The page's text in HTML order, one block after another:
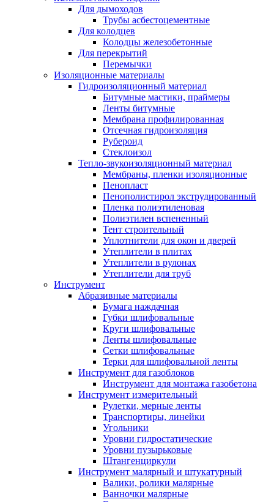
Для дымоходов
Трубы асбестоцементные
Для колодцев
Колодцы железобетонные
Для перекрытий
Перемычки
Изоляционные материалы
Гидроизоляционный материал
Битумные мастики, праймеры
Ленты битумные
Мембрана профилированная
Отсечная гидроизоляция
Рубероид
Стеклоизол
Тепло-звукоизоляционный материал
Мембраны, пленки изоляционные
Пенопласт
Пенополистирол экструдированный
Пленка полиэтиленовая
Полиэтилен вспененный
Тент строительный
Уплотнители для окон и дверей
Утеплители в плитах
Утеплители в рулонах
Утеплители для труб
Инструмент
Абразивные материалы
Бумага наждачная
Губки шлифовальные
Круги шлифовальные
Ленты шлифовальные
Сетки шлифовальные
Терки для шлифовальной ленты
Инструмент для газоблоков
Инструмент для монтажа газобетона
Инструмент измерительный
Рулетки, мерные ленты
Транспортиры, линейки
Угольники
Уровни гидростатические
Уровни пузырьковые
Штангенциркули
Инструмент малярный и штукатурный
Валики, ролики малярные
Ванночки малярные